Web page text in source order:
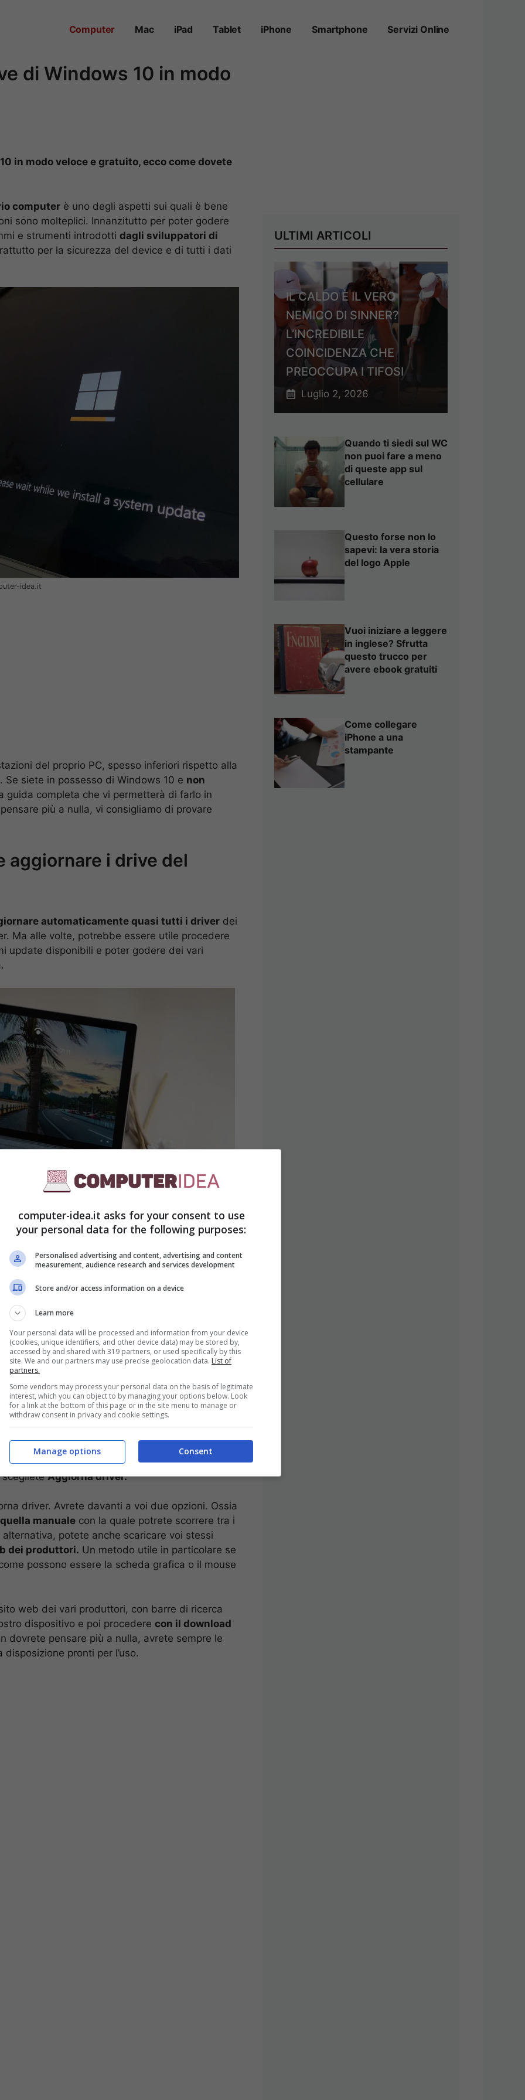
Computer Mac iPad Tablet iPhone Smartphone Servizi Online
di Windows 10 in modo
in modo veloce e gratuito, ecco come dovete
computer è uno degli aspetti sui quali è bene
sono molteplici. Innanzitutto per poter godere
e strumenti introdotti dagli sviluppatori di
per la sicurezza del device e di tutti i dati
idea.it
del proprio PC, spesso inferiori rispetto alla
siete in possesso di Windows 10 e non
guida completa che vi permetterà di farlo in
più a nulla, vi consigliamo di provare
aggiornare i drive del
automaticamente quasi tutti i driver dei
Ma alle volte, potrebbe essere utile procedere
update disponibili e poter godere dei vari
10 in modo facile e veloce – Computer-idea.it
Device Manager,presente nelle
il vostro PC trovi e installi automaticamente tutti
Vi basta aprire il menu Start e poi cercare
, cercate la categoria del vostro device,
sceglieteAggiorna driver.
driver. Avrete davanti a voi due opzioni. Ossia
manuale con la quale potrete scorrere tra i
potete anche scaricare voi stessi
dei produttori. Un metodo utile in particolare se
possono essere la scheda grafica o il mouse
web dei vari produttori, con barre di ricerca
dispositivo e poi procedere con il download
dovrete pensare più a nulla, avrete sempre le
pronti per l’uso.
ULTIMI ARTICOLI
IL CALDO È IL VERO
NEMICO DI SINNER?
L’INCREDIBILE
COINCIDENZA CHE
PREOCCUPA I TIFOSI
Luglio 2, 2026
Quando ti siedi sul WC
non puoi fare a meno
di queste app sul
cellulare
Questo forse non lo
sapevi: la vera storia
del logo Apple
Vuoi iniziare a leggere
in inglese? Sfrutta
questo trucco per
avere ebook gratuiti
Come collegare
iPhone a una
stampante
computer-idea.it asks for your consent to use
your personal data for the following purposes:
Personalised advertising and content, advertising and content
measurement, audience research and services development
Store and/or access information on a device
Learn more
Your personal data will be processed and information from your device
(cookies, unique identifiers, and other device data) may be stored by,
accessed by and shared with 319 partners, or used specifically by this
site. We and our partners may use precise geolocation data. List of
partners.
Some vendors may process your personal data on the basis of legitimate
interest, which you can object to by managing your options below. Look
for a link at the bottom of this page or in the site menu to manage or
withdraw consent in privacy and cookie settings.
Consent
Manage options